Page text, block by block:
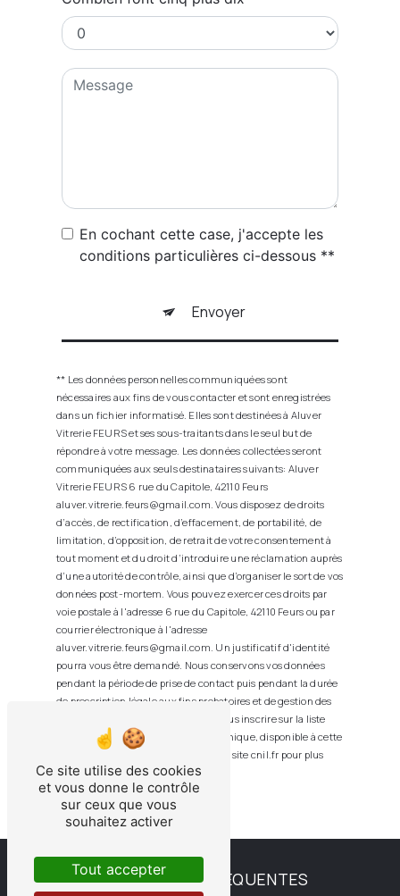
En cochant cette case, j'accepte les
conditions particulières ci-dessous **
Envoyer
** Les données personnelles communiquées sont
nécessaires aux fins de vous contacter et sont enregistrées
dans un fichier informatisé. Elles sont destinées à Aluver
Vitrerie FEURS et ses sous-traitants dans le seul but de
répondre à votre message. Les données collectées seront
communiquées aux seuls destinataires suivants: Aluver
Vitrerie FEURS 6 rue du Capitole, 42110 Feurs
aluver.vitrerie.feurs@gmail.com. Vous disposez de droits
d’accès, de rectification, d’effacement, de portabilité, de
limitation, d’opposition, de retrait de votre consentement à
tout moment et du droit d’introduire une réclamation auprès
d’une autorité de contrôle, ainsi que d’organiser le sort de vos
données post-mortem. Vous pouvez exercer ces droits par
voie postale à l'adresse 6 rue du Capitole, 42110 Feurs ou par
courrier électronique à l'adresse
aluver.vitrerie.feurs@gmail.com. Un justificatif d'identité
pourra vous être demandé. Nous conservons vos données
pendant la période de prise de contact puis pendant la durée
de prescription légale aux fins probatoires et de gestion des
contentieux. Vous avez le droit de vous inscrire sur la liste
d'opposition au démarchage téléphonique, disponible à cette
. Consultez le site cnil.fr pour plus
d’informations sur vos droits.
RECHERCHES FRÉQUENTES
Ce site utilise des cookies
et vous donne le contrôle
sur ceux que vous
souhaitez activer
Tout accepter